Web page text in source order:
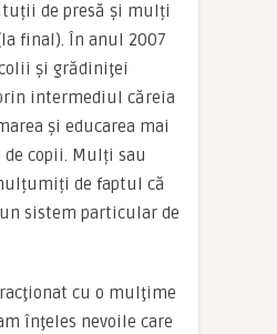
de presă și mulți
final). În anul 2007
şi grădiniţei
intermediul căreia
şi educarea mai
copii. Mulți sau
de faptul că
sistem particular de
cu o mulţime
înţeles nevoile care